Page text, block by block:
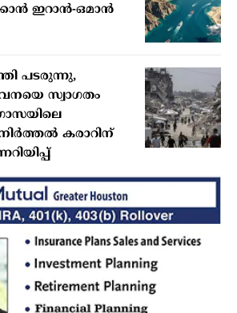
ഇറാൻ-ഒമാൻ
പടരുന്നു,
സ്വാഗതം
കരാറിന്